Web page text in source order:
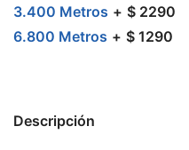
3.400 Metros $ 2290
6.800 Metros $ 1290
Descripción